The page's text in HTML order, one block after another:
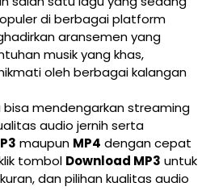
di berbagai platform
aransemen yang
musik yang khas,
oleh berbagai kalangan
bisa mendengarkan streaming
audio jernih serta
maupun MP4 dengan cepat
tombol Download MP3 untuk
dan pilihan kualitas audio